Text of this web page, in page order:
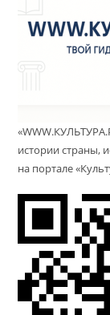
истории страны,
на портале